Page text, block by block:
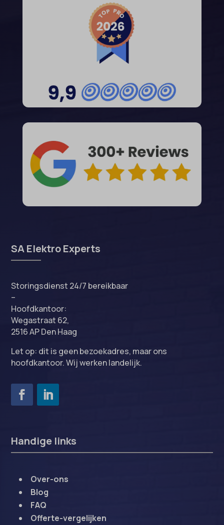
SA Elektro Experts
Storingsdienst 24/7 bereikbaar
–
Hoofdkantoor:
Wegastraat 62,
2516 AP Den Haag
Let op: dit is geen bezoekadres, maar ons
hoofdkantoor. Wij werken landelijk.
Handige links
Over-ons
Blog
FAQ
Offerte-vergelijken